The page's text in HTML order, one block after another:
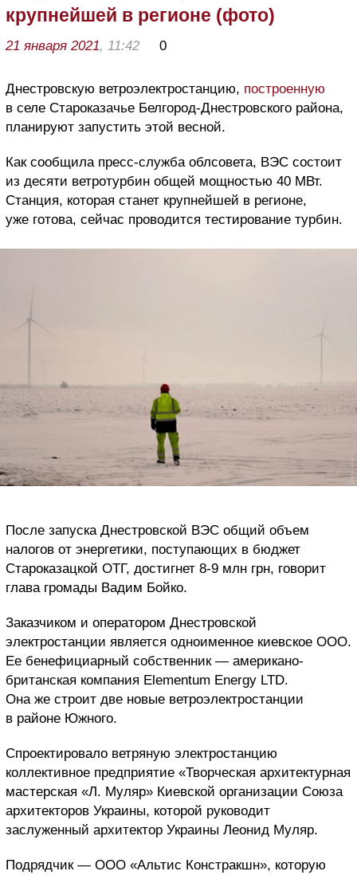
крупнейшей в регионе (фото)
21 января 2021, 11:42 0
Днестровскую ветроэлектростанцию, построенную
в селе Староказачье Белгород-Днестровского района,
планируют запустить этой весной.
Как сообщила пресс-служба облсовета, ВЭС состоит
из десяти ветротурбин общей мощностью 40 МВт.
Станция, которая станет крупнейшей в регионе,
уже готова, сейчас проводится тестирование турбин.
После запуска Днестровской ВЭС общий объем
налогов от энергетики, поступающих в бюджет
Староказацкой ОТГ, достигнет 8-9 млн грн, говорит
глава громады Вадим Бойко.
Заказчиком и оператором Днестровской
электростанции является одноименное киевское ООО.
Ее бенефициарный собственник — американо-
британская компания Elementum Energy LTD.
Она же строит две новые ветроэлектростанции
в районе Южного.
Спроектировало ветряную электростанцию
коллективное предприятие «Творческая архитектурная
мастерская «Л. Муляр» Киевской организации Союза
архитекторов Украины, которой руководит
заслуженный архитектор Украины Леонид Муляр.
Подрядчик — ООО «Альтис Констракшн», которую